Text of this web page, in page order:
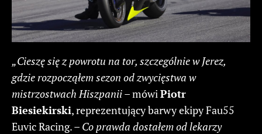
„Cieszę się z powrotu na tor, szczególnie w Jerez,
gdzie rozpocząłem sezon od zwycięstwa w
mistrzostwach Hiszpanii– mówi Piotr
Biesiekirski, reprezentujący barwy ekipy Fau55
Euvic Racing. – Co prawda dostałem od lekarzy